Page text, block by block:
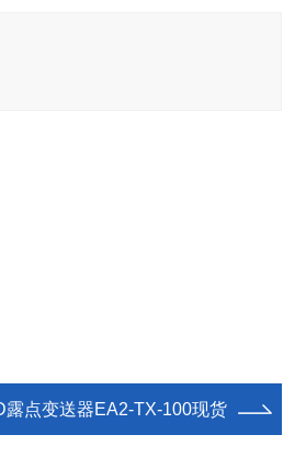
露点变送器EA2-TX-100现货